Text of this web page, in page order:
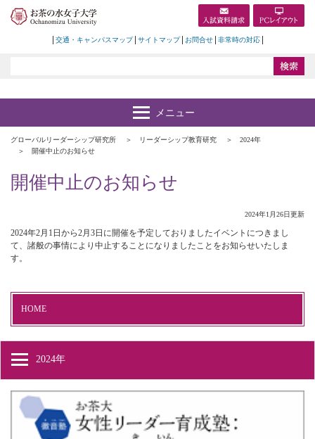
交通・キャンパスマップ サイトマップ お問合せ 非常時の対応
グローバルリーダーシップ研究所 リーダーシップ教育研究
2024年
開催中止のお知らせ
開催中止のお知らせ
2024年1月26日更新
2024年2月1日から2月3日に開催を予定しておりましたイベントにつきまし
て、諸般の事情により中止することになりましたことをお知らせいたしま
す。
HOME
2024年